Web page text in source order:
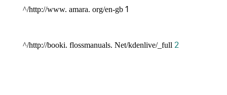
1
http://www. amara. org/en-gb/^
2